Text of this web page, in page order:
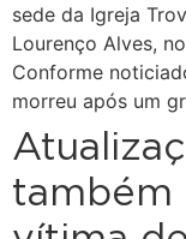
sede da Igreja
Lourenço Alves,
Conforme
morreu após um
também